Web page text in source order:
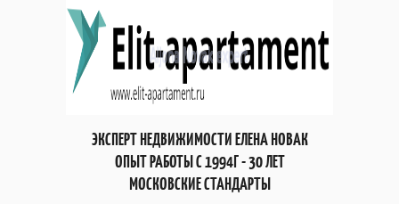
ЭКСПЕРТ НЕДВИЖИМОСТИ ЕЛЕНА НОВАК
ОПЫТ РАБОТЫ С 1994Г - 30 ЛЕТ
МОСКОВСКИЕ СТАНДАРТЫ